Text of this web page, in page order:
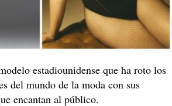
estadiounidense que ha roto los
del mundo de la moda con sus
encantan al público.